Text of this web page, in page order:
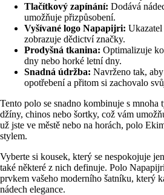
Tlačítkový zapínání: Dodává
umožňuje přizpůsobení.
Vyšívané logo Napapijri:
zobrazuje dědictví značky.
Prodyšná tkanina: Optimalizuje
dny nebo horké letní dny.
Snadná údržba: Navrženo tak,
opotřebení a přitom si zachovalo
Tento polo se snadno kombinuje s
džíny, chinos nebo šortky, což vám
už jste ve městě nebo na horách, polo
stylem.
Vyberte si kousek, který se nespokojuje
také některé z nich definuje. Polo
prvkem vašeho moderního šatníku, který
nádech elegance.